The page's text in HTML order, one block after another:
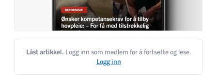
Låst artikkel. Logg inn som medlem for å fortsette og lese.
Logg inn